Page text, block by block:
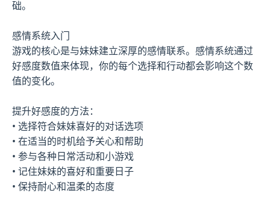
础。
感情系统入门
游戏的核心是与妹妹建立深厚的感情联系。感情系统通过
好感度数值来体现，你的每个选择和行动都会影响这个数
值的变化。
提升好感度的方法：
• 选择符合妹妹喜好的对话选项
• 在适当的时机给予关心和帮助
• 参与各种日常活动和小游戏
• 记住妹妹的喜好和重要日子
• 保持耐心和温柔的态度